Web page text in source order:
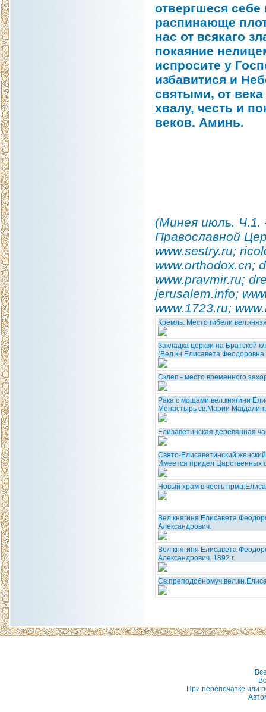
отвергшеся
распинающе
нас от всякаго
покаяние
испросите у
избавитися и
святыми, от
хвалу, честь и
веков. Аминь.
(Минея июль. Ч.1.
Православной
www.sestry.ru;
www.orthodox.cn;
www.pravmir.ru;
jerusalem.info;
www.1723.ru;
Кремль. Место гибели
Закладка церкви на Братской
(Вел.кн.Елисавета
Склеп - место временного
Рака с мощами вел.княгини
Монастырь св.Марии
Елизаветинская деревянная
Свято-Елисаветинский
Имеется придел Царственных
Новый храм в честь
Вел.княгиня Елисавета
Александрович.
Вел.княгиня Елисавета
Александрович. 1892 г.
При перепечатке или